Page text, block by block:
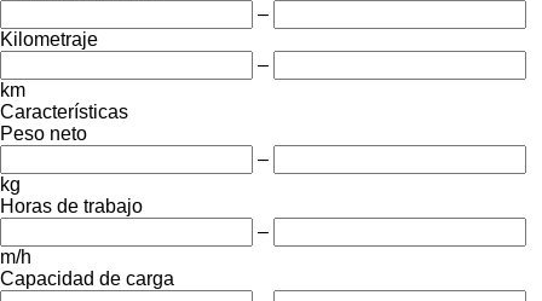
–
Kilometraje
–
km
Características
Peso neto
–
kg
Horas de trabajo
–
m/h
Capacidad de carga